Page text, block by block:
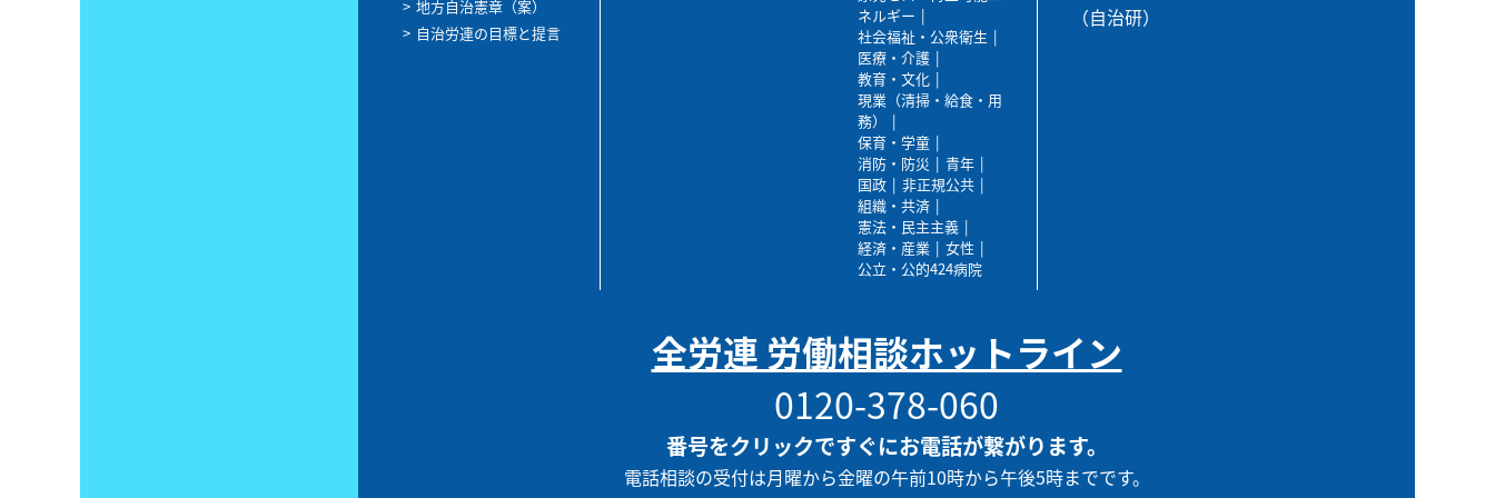
地方自治憲章（案）
自治労連の目標と提言
ネルギー
社会福祉・公衆衛生
医療・介護
教育・文化
現業（清掃・給食・用
務）
保育・学童
消防・防災
青年
国政
非正規公共
組織・共済
憲法・民主主義
経済・産業
女性
公立・公的424病院
（自治研）
全労連 労働相談ホットライン
0120-378-060
番号をクリックですぐにお電話が繋がります。
電話相談の受付は月曜から金曜の午前10時から午後5時までです。